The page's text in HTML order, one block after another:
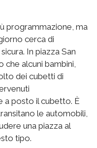
programmazione, ma
cerca di
In piazza San
alcuni bambini,
dei cubetti di
a posto il cubetto. È
le automobili,
una piazza al
tipo.